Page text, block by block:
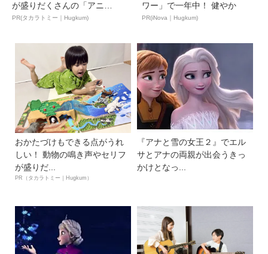
が盛りだくさんの「アニ
ア ...
PR(タカラトミー｜Hugkum)
ワー」で一年中！ 健やか
PR(iNova｜Hugkum)
おかたづけもできる点がうれ
しい！ 動物の鳴き声やセリフ
が盛りだ...
PR（タカラトミー｜Hugkum）
『アナと雪の女王２』でエル
サとアナの両親が出会うきっ
かけとなっ...